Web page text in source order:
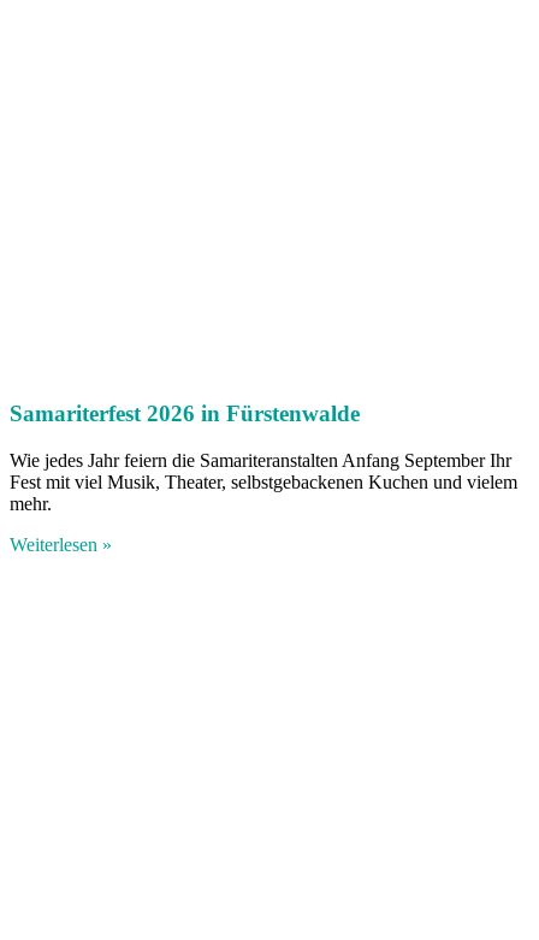
Samariterfest 2026 in Fürstenwalde
Wie jedes Jahr feiern die Samariteranstalten Anfang September Ihr
Fest mit viel Musik, Theater, selbstgebackenen Kuchen und vielem
mehr.
Weiterlesen »